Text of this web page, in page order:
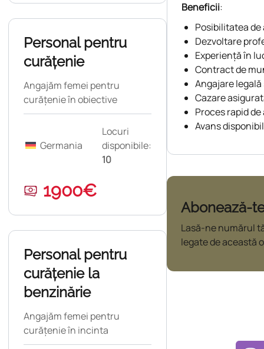
Personal pentru
curățenie
Angajăm femei pentru
curățenie în obiective
turistice.
Germania
Locuri
disponibile:
10
1900€
Personal pentru
curățenie la
benzinărie
Angajăm femei pentru
curățenie în incinta
benzinăriilor din Nürnberg.
Beneficii:
Posibilitatea
Dezvoltare
Experiență în
Contract de
Angajare
Cazare
Proces rapid
Avans
Abonează-
Lasă-ne numărul
legate de această